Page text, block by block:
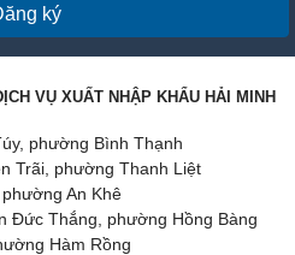
ký
VỤ XUẤT NHẬP KHẨU HẢI MINH
phường Bình Thạnh
Trãi, phường Thanh Liệt
An Khê
Đức Thắng, phường Hồng Bàng
Hàm Rồng